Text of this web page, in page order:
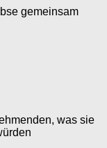
gemeinsam
was sie